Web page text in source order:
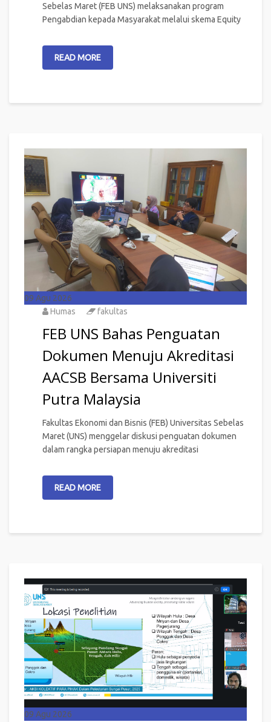
Sebelas Maret (FEB UNS) melaksanakan program
Pengabdian kepada Masyarakat melalui skema Equity
READ MORE
09 Agu 2026
Humas
fakultas
FEB UNS Bahas Penguatan
Dokumen Menuju Akreditasi
AACSB Bersama Universiti
Putra Malaysia
Fakultas Ekonomi dan Bisnis (FEB) Universitas Sebelas
Maret (UNS) menggelar diskusi penguatan dokumen
dalam rangka persiapan menuju akreditasi
READ MORE
09 Agu 2026